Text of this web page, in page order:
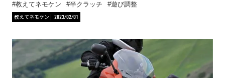
教えてネモケン 半クラッチ
遊び調整
教えてネモケン
2023/02/01